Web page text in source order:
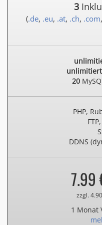
3
(.de, .eu, .at, .ch, .com,
20
PHP,
DDNS
7.99
zzgl.
1 Monat